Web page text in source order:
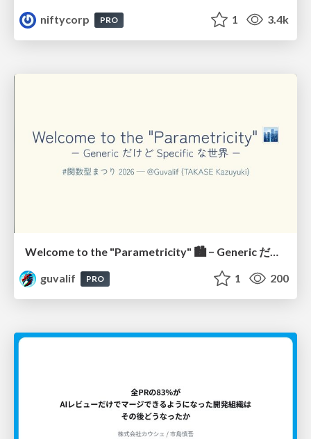
niftycorp
PRO 1 3.4k
Welcome to the "Parametricity" 🏙️ − Generic だけど Specific な世界 −
guvalif
PRO 1 200